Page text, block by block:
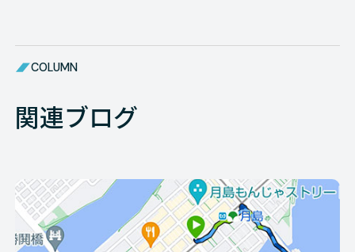
COLUMN
関連ブログ